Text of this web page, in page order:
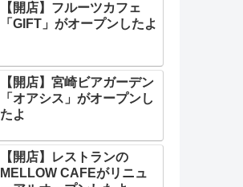
【開店】フルーツカフェ
「GIFT」がオープンしたよ
【開店】宮崎ビアガーデン
「オアシス」がオープンし
たよ
【開店】レストランの
MELLOW CAFEがリニュ